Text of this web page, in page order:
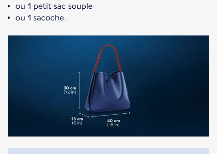
ou 1 petit sac souple
ou 1 sacoche.